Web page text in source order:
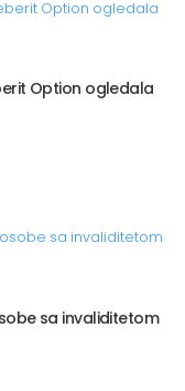
Option ogledala
sa invaliditetom